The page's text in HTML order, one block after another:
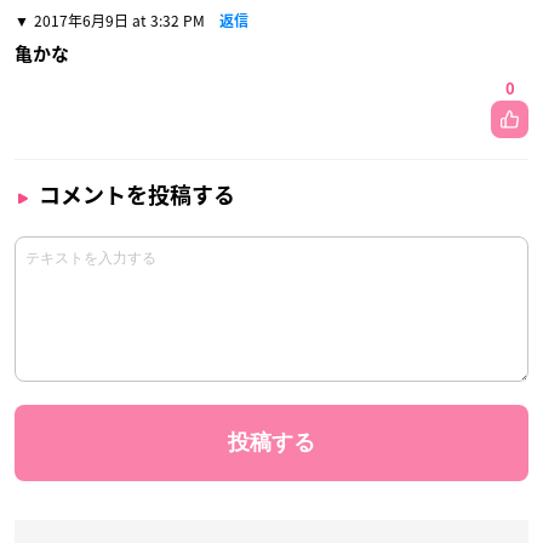
2017年6月9日 at 3:32 PM 返信
亀かな
0
コメントを投稿する